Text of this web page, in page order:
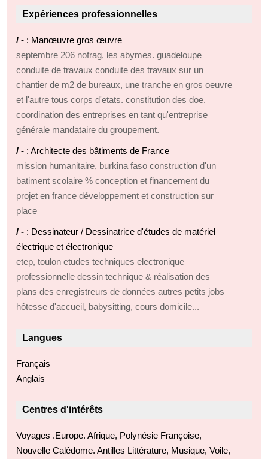
Expériences professionnelles
/ - : Manœuvre gros œuvre
septembre 206 nofrag, les abymes. guadeloupe
conduite de travaux conduite des travaux sur un
chantier de m2 de bureaux, une tranche en gros oeuvre
et l'autre tous corps d'etats. constitution des doe.
coordination des entreprises en tant qu'entreprise
générale mandataire du groupement.
/ - : Architecte des bâtiments de France
mission humanitaire, burkina faso construction d'un
batiment scolaire % conception et financement du
projet en france développement et construction sur
place
/ - : Dessinateur / Dessinatrice d'études de matériel
électrique et électronique
etep, toulon etudes techniques electronique
professionnelle dessin technique & réalisation des
plans des enregistreurs de données autres petits jobs
hôtesse d'accueil, babysitting, cours domicile...
Langues
Français
Anglais
Centres d'intérêts
Voyages .Europe. Afrique, Polynésie Françoise,
Nouvelle Calêdome. Antilles Littérature, Musique, Voile,